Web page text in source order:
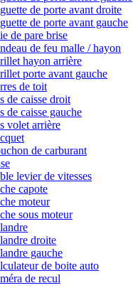
de porte avant droite
de porte avant gauche
de pare brise
de feu malle / hayon
hayon arrière
porte avant gauche
de toit
de caisse droit
de caisse gauche
volet arrière
de carburant
levier de vitesses
capote
moteur
sous moteur
droite
gauche
de boite auto
de recul